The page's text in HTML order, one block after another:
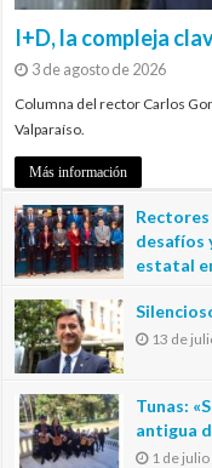
I+D, la compleja
3 de agosto de 2026
Columna del rector Carlos
Valparaíso.
Más información
desafíos
estatal
13 de
Tunas:
antigua
1 de